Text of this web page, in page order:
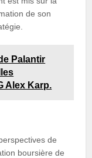
de son
Palantir
Alex Karp.
de
boursière de